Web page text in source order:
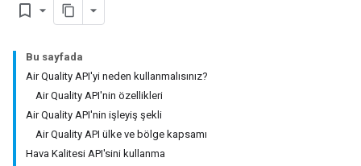
bookmark_border
Bu sayfada
Air Quality API'yi neden kullanmalısınız?
Air Quality API'nin özellikleri
Air Quality API'nin işleyiş şekli
Air Quality API ülke ve bölge kapsamı
Hava Kalitesi API'sini kullanma